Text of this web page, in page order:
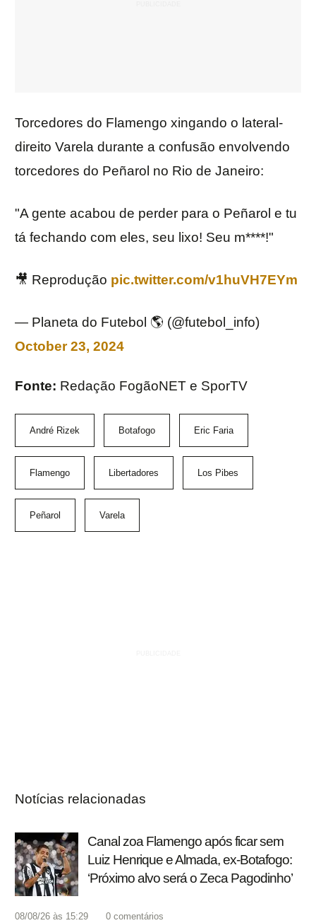
Torcedores do Flamengo xingando o lateral-
direito Varela durante a confusão envolvendo
torcedores do Peñarol no Rio de Janeiro:
"A gente acabou de perder para o Peñarol e tu
tá fechando com eles, seu lixo! Seu m****!"
🎥 Reprodução pic.twitter.com/v1huVH7EYm
— Planeta do Futebol 🌎 (@futebol_info)
October 23, 2024
Fonte: Redação FogãoNET e SporTV
André Rizek Botafogo Eric Faria
Flamengo Libertadores Los Pibes
Peñarol Varela
Notícias relacionadas
Canal zoa Flamengo após ficar sem
Luiz Henrique e Almada, ex-Botafogo:
‘Próximo alvo será o Zeca Pagodinho’
08/08/26 às 15:29 0 comentários